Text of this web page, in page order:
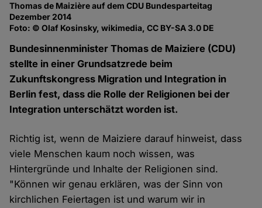
Thomas de Maizière auf dem CDU Bundesparteitag
Dezember 2014
Foto: © Olaf Kosinsky, wikimedia, CC BY-SA 3.0 DE
Bundesinnenminister Thomas de Maiziere (CDU)
stellte in einer Grundsatzrede beim
Zukunftskongress Migration und Integration in
Berlin fest, dass die Rolle der Religionen bei der
Integration unterschätzt worden ist.
Richtig ist, wenn de Maiziere darauf hinweist, dass
viele Menschen kaum noch wissen, was
Hintergründe und Inhalte der Religionen sind.
"Können wir genau erklären, was der Sinn von
kirchlichen Feiertagen ist und warum wir in